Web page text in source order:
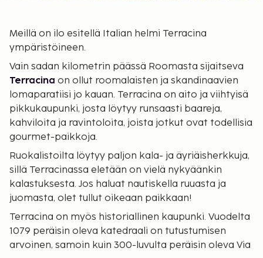
Meillä on ilo esitellä Italian helmi Terracina
ympäristöineen.
Vain sadan kilometrin päässä Roomasta sijaitseva
Terracina on ollut roomalaisten ja skandinaavien
lomaparatiisi jo kauan. Terracina on aito ja viihtyisä
pikkukaupunki, josta löytyy runsaasti baareja,
kahviloita ja ravintoloita, joista jotkut ovat todellisia
gourmet-paikkoja.
Ruokalistoilta löytyy paljon kala- ja äyriäisherkkuja,
sillä Terracinassa eletään on vielä nykyäänkin
kalastuksesta. Jos haluat nautiskella ruuasta ja
juomasta, olet tullut oikeaan paikkaan!
Terracina on myös historiallinen kaupunki. Vuodelta
1079 peräisin oleva katedraali on tutustumisen
arvoinen, samoin kuin 300-luvulta peräisin oleva Via